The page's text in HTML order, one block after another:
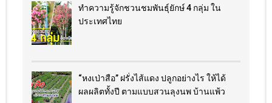
ทำความรู้จักชวนชมพันธุ์ยักษ์ 4 กลุ่ม ใน
ประเทศไทย
“หงเป่าสือ” ฝรั่งไส้แดง​ ปลูกอย่างไร​ ให้ได้
ผลผลิตทั้งปี ตามแบบสวนลุงนพ บ้านแพ้ว